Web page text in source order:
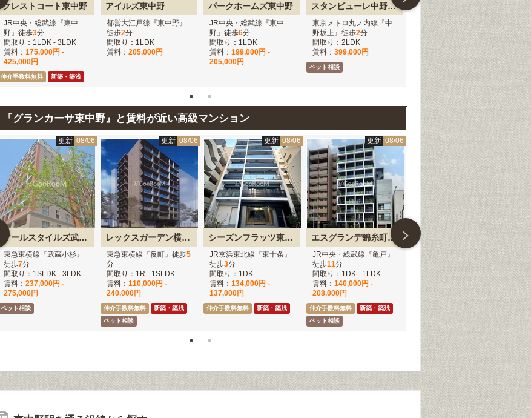
クレストコート東中野
JR中央・総武線『東中
野』徒歩3分
間取り：1LDK - 3LDK
賃料： 175,000円 -
425,000円
仲介手数料無料 新築・築浅
アイルズ東中野
都営大江戸線『東中野』
徒歩2分
間取り：1LDK
賃料： 205,000円
パークホームズ東中野
JR中央・総武線『東中
野』徒歩6分
間取り：1LDK
賃料： 199,000円 -
205,000円
スタンビューレ中野坂上
東京メトロ丸ノ内線『中
野坂上』徒歩2分
間取り：2LDK
賃料： 399,000円
ペット相談
ユニゾンタワー
JR中央・総武線『東中
野』徒歩 1分
間取り：1K - 2LDK
賃料：138,000円 -
309,000円
JR
野
間
賃
仲介
『グランカーサ東中野』と賃料が近い高級マンション
更新 08/06
アールスタイルズ武蔵小杉イースト・ウエスト
東急東横線『武蔵小杉』
徒歩7分
間取り：1SLDK - 3LDK
賃料： 237,000円 -
275,000円
ペット相談
更新 08/06
レックスガーデン横浜反町公園
東急東横線『反町』徒歩5
分
間取り：1R - 1SLDK
賃料： 110,000円 -
240,000円
仲介手数料無料
新築・築浅
ペット相談
更新 08/06
シーズンフラッツ東十条
JR京浜東北線『東十条』
徒歩3分
間取り：1DK
賃料： 134,000円 -
137,000円
仲介手数料無料 新築・築浅
更新 08/06
エスグランデ錦糸町ザ・クラス
JR中央・総武線『亀戸』
徒歩11分
間取り：1DK - 1LDK
賃料： 140,000円 -
208,000円
仲介手数料無料
新築・築浅
ペット相談
更新 08/06
アリビス新江古田
都営大江戸線『新江古
田』徒歩10分
間取り：1K - 1LDK
賃料：
120,000円 -
210,000円
仲介手数料無料
新築・築浅
ペット相談
ド
都
歩
間
賃
仲介